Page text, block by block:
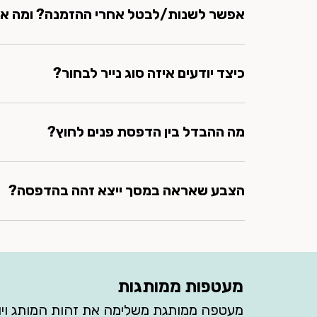
אפשר לשנות/לבטל אחרי ההזמנה? ומה
כיצד יודעים איזה סוג נייר לבחור?
מתאים למוצרים ממותגים כמו פרוספקטים
הזמנות לאירועים וכרטיסי ברכה. מוסיף
כמו הזמנות מעוצבות, כרטיסי ביקור
מה ההבדל בין הדפסת פנים לחוץ?
הצבע שאראה במסך ייצא זהה בהדפסה?
מעטפות ממותגות